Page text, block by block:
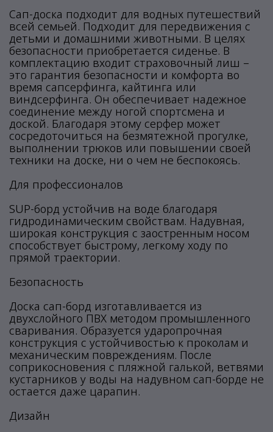
Сап-доска подходит для водных путешествий
всей семьей. Подходит для передвижения с
детьми и домашними животными. В целях
безопасности приобретается сиденье. В
комплектацию входит страховочный лиш –
это гарантия безопасности и комфорта во
время сапсерфинга, кайтинга или
виндсерфинга. Он обеспечивает надежное
соединение между ногой спортсмена и
доской. Благодаря этому серфер может
сосредоточиться на безмятежной прогулке,
выполнении трюков или повышении своей
техники на доске, ни о чем не беспокоясь.
Для профессионалов
SUP-борд устойчив на воде благодаря
гидродинамическим свойствам. Надувная,
широкая конструкция с заостренным носом
способствует быстрому, легкому ходу по
прямой траектории.
Безопасность
Доска сап-борд изготавливается из
двухслойного ПВХ методом промышленного
сваривания. Образуется ударопрочная
конструкция с устойчивостью к проколам и
механическим повреждениям. После
соприкосновения с пляжной галькой, ветвями
кустарников у воды на надувном сап-борде не
остается даже царапин.
Дизайн